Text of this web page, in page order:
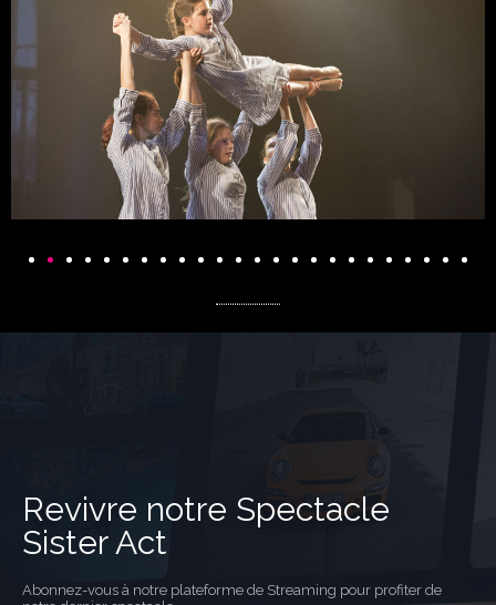
Revivre notre Spectacle
Sister Act
Abonnez-vous à notre plateforme de Streaming pour profiter de